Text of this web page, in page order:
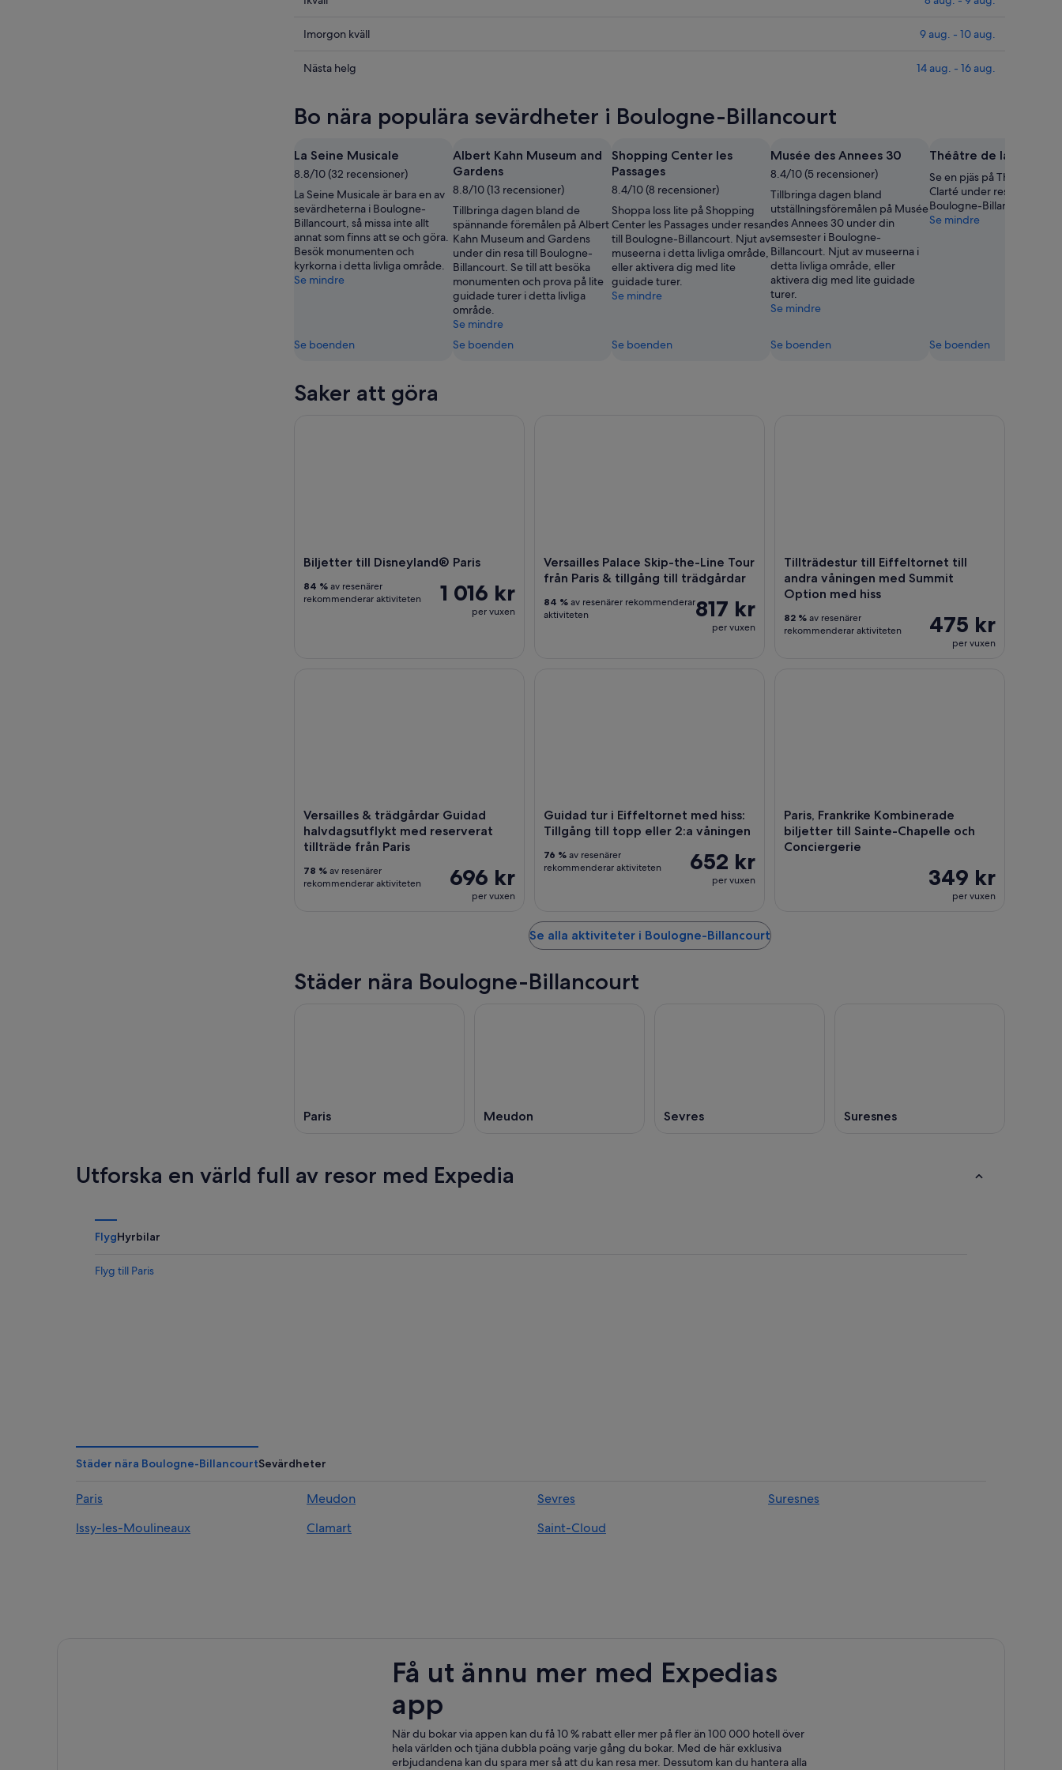
i
Billancourt
8
-
9
aug.
Kolla
i
för
natt,
9
aug.
-
10
aug.
Imorgon kväll 9 aug. - 10 aug.
Kolla
Boulogne-
inför
nästa
helg,
14
aug.
-
16
aug.
Nästa helg 14 aug. - 16 aug.
Bo nära populära sevärdheter i Boulogne-Billancourt
La Seine Musicale
8.8/10 (32 recensioner)
La Seine Musicale är bara en av
sevärdheterna i Boulogne-
Billancourt, så missa inte allt
annat som finns att se och göra.
Besök monumenten och
kyrkorna i detta livliga område.
Se mindre
Se boenden
Albert Kahn Museum and
Gardens
8.8/10 (13 recensioner)
Tillbringa dagen bland de
spännande föremålen på Albert
Kahn Museum and Gardens
under din resa till Boulogne-
Billancourt. Se till att besöka
monumenten och prova på lite
guidade turer i detta livliga
område.
Se mindre
Se boenden
Shopping Center les
Passages
8.4/10 (8 recensioner)
Shoppa loss lite på Shopping
Center les Passages under resan
till Boulogne-Billancourt. Njut av
museerna i detta livliga område,
eller aktivera dig med lite
guidade turer.
Se mindre
Se boenden
Musée des Annees 30
8.4/10 (5 recensioner)
Tillbringa dagen bland
utställningsföremålen på Musée
des Annees 30 under din
semsester i Boulogne-
Billancourt. Njut av museerna i
detta livliga område, eller
aktivera dig med lite guidade
turer.
Se mindre
Se boenden
Théâtre de la Clarté
Se en pjäs på Théâtre de la
Clarté under resan till
Boulogne-Billancourt.
Se mindre
Se boenden
Saker att göra
Biljetter till Disneyland® Paris
1 016 kr
per vuxen
84 % av resenärer
rekommenderar aktiviteten
Versailles Palace Skip-the-Line Tour
från Paris & tillgång till trädgårdar
817 kr
per vuxen
84 % av resenärer rekommenderar
aktiviteten
Tillträdestur till Eiffeltornet till
andra våningen med Summit
Option med hiss
475 kr
per vuxen
82 % av resenärer
rekommenderar aktiviteten
Versailles & trädgårdar Guidad
halvdagsutflykt med reserverat
tillträde från Paris
696 kr
per vuxen
78 % av resenärer
rekommenderar aktiviteten
Guidad tur i Eiffeltornet med hiss:
Tillgång till topp eller 2:a våningen
652 kr
per vuxen
76 % av resenärer
rekommenderar aktiviteten
Paris, Frankrike Kombinerade
biljetter till Sainte-Chapelle och
Conciergerie
349 kr
per vuxen
Se alla aktiviteter i Boulogne-Billancourt
Städer nära Boulogne-Billancourt
Paris Meudon Sevres Suresnes
Utforska en värld full av resor med Expedia
FlygHyrbilar
Flyg till Paris
Städer nära Boulogne-BillancourtSevärdheter
Paris Meudon Sevres
Suresnes
Issy-les-Moulineaux
Clamart Saint-Cloud
Få ut ännu mer med Expedias
app
När du bokar via appen kan du få 10 % rabatt eller mer på fler än 100 000 hotell över
hela världen och tjäna dubbla poäng varje gång du bokar. Med de här exklusiva
erbjudandena kan du spara mer så att du kan resa mer. Dessutom kan du hantera alla